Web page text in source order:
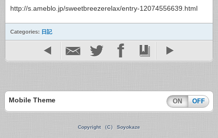
http://s.ameblo.jp/sweetbreezerelax/entry-12074556639.html
Categories: 日記
Mobile Theme ON OFF
Copyright （C） Soyokaze